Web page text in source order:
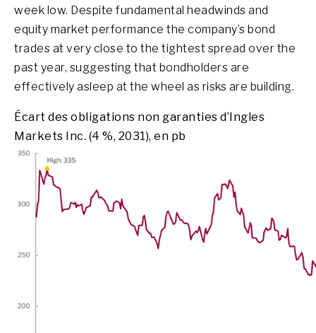
week low. Despite fundamental headwinds and
equity market performance the company’s bond
trades at very close to the tightest spread over the
past year, suggesting that bondholders are
effectively asleep at the wheel as risks are building.
Écart des obligations non garanties d’Ingles
Markets Inc. (4 %, 2031), en pb